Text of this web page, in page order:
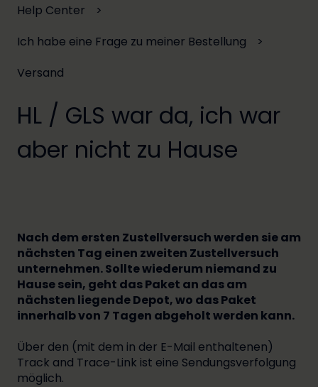
Help Center
Ich habe eine Frage zu meiner Bestellung
Versand
HL / GLS war da, ich war
aber nicht zu Hause
Nach dem ersten Zustellversuch werden sie am
nächsten Tag einen zweiten Zustellversuch
unternehmen. Sollte wiederum niemand zu
Hause sein, geht das Paket an das am
nächsten liegende Depot, wo das Paket
innerhalb von 7 Tagen abgeholt werden kann.
Über den (mit dem in der E-Mail enthaltenen)
Track and Trace-Link ist eine Sendungsverfolgung
möglich.